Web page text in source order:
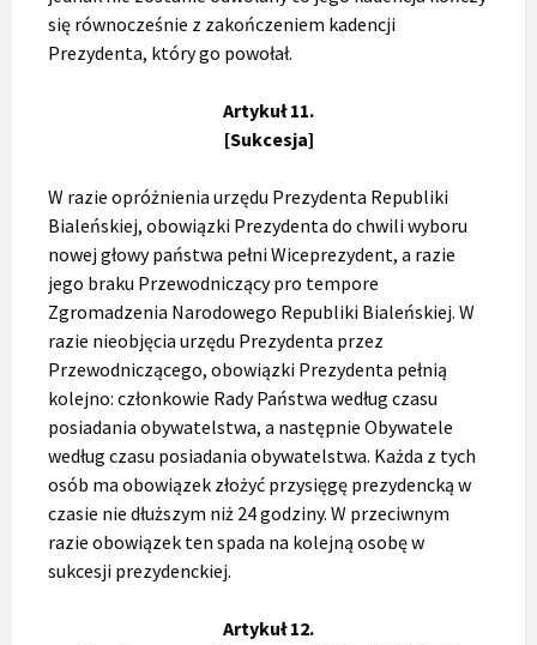
się równocześnie z zakończeniem kadencji
Prezydenta, który go powołał.
Artykuł 11.
[Sukcesja]
W razie opróżnienia urzędu Prezydenta Republiki
Bialeńskiej, obowiązki Prezydenta do chwili wyboru
nowej głowy państwa pełni Wiceprezydent, a razie
jego braku Przewodniczący pro tempore
Zgromadzenia Narodowego Republiki Bialeńskiej. W
razie nieobjęcia urzędu Prezydenta przez
Przewodniczącego, obowiązki Prezydenta pełnią
kolejno: członkowie Rady Państwa według czasu
posiadania obywatelstwa, a następnie Obywatele
według czasu posiadania obywatelstwa. Każda z tych
osób ma obowiązek złożyć przysięgę prezydencką w
czasie nie dłuższym niż 24 godziny. W przeciwnym
razie obowiązek ten spada na kolejną osobę w
sukcesji prezydenckiej.
Artykuł 12.